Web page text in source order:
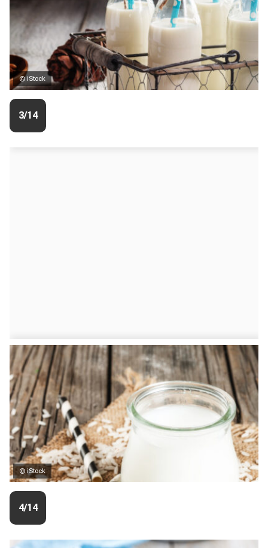
© iStock
3/14
© iStock
4/14